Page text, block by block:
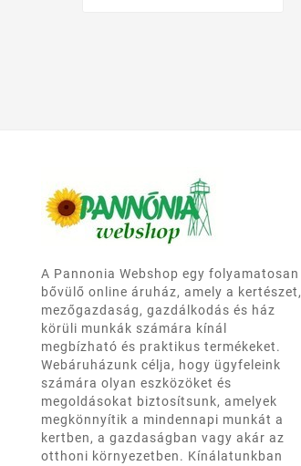
A Pannonia Webshop egy folyamatosan
bővülő online áruház, amely a kertészet,
mezőgazdaság, gazdálkodás és ház
körüli munkák számára kínál
megbízható és praktikus termékeket.
Webáruházunk célja, hogy ügyfeleink
számára olyan eszközöket és
megoldásokat biztosítsunk, amelyek
megkönnyítik a mindennapi munkát a
kertben, a gazdaságban vagy akár az
otthoni környezetben. Kínálatunkban